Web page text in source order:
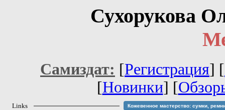
Сухорукова
Самиздат: [Регистрация] [
[Новинки] [
Links Кожевенное мастерство: сумки,